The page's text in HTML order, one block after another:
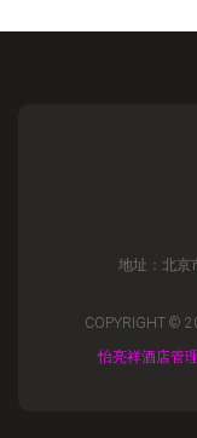
地址：北京
COPYRIGHT ©
怡亮祥酒店管